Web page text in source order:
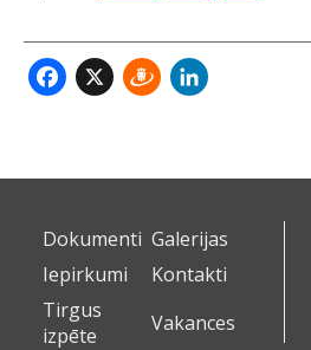
Facebook
X Draugiem
Dokumenti Galerijas
Iepirkumi
Kontakti
Tirgus
izpēte
Vakances